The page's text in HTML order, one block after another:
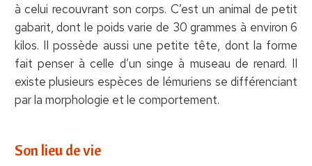
à celui recouvrant son corps. C’est un animal de petit
gabarit, dont le poids varie de 30 grammes à environ 6
kilos. Il possède aussi une petite tête, dont la forme
fait penser à celle d’un singe à museau de renard. Il
existe plusieurs espèces de lémuriens se différenciant
par la morphologie et le comportement.
Son lieu de vie